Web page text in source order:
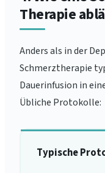
Therapie
Anders als in der
Schmerztherapie
Dauerinfusion in
Übliche Protokolle:
Typische